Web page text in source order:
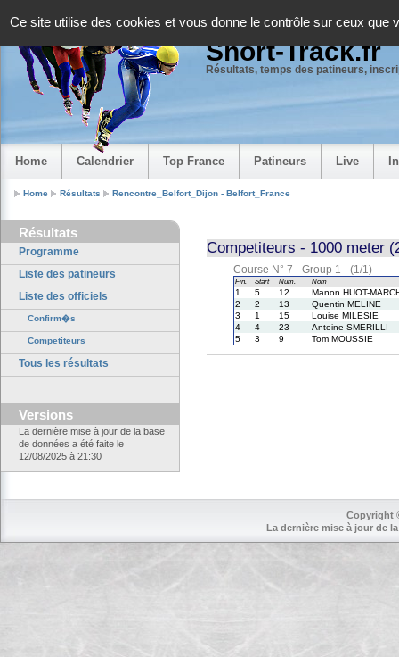
Ce site utilise des cookies et vous donne le contrôle sur ceux que
Short-Track.fr
Résultats, temps des patineurs,
Home Calendrier Top France Patineurs Live
Home Résultats Rencontre_Belfort_Dijon - Belfort_France
Résultats
Programme
Liste des patineurs
Liste des officiels
Confirm�s
Competiteurs
Tous les résultats
Versions
La dernière mise à jour de la base
de données a été faite le
12/08/2025 à 21:30
Competiteurs - 1000 meter
Course N° 7 - Group 1 - (1/1)
Fin. Start Num. Nom
1 5 12
Manon HUOT-
2
2 13
Quentin MELINE
3
1 15
Louise MILESIE
4
4 23
Antoine SMERILLI
5
3 9 Tom MOUSSIE
Copyright
La dernière mise à jour de